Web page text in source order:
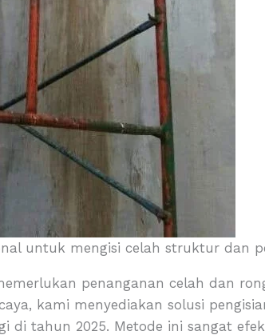
untuk mengisi celah struktur dan
penanganan celah dan
kami menyediakan solusi
di tahun 2025. Metode ini sangat